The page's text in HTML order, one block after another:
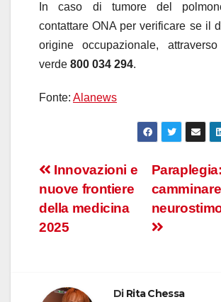
In caso di tumore del
contattare ONA per verificare se il
origine occupazionale,
verde 800 034 294.
Fonte: Alanews
Navigazione
articoli
Innovazioni e
nuove frontiere
della medicina
2025
Di Rita Chessa